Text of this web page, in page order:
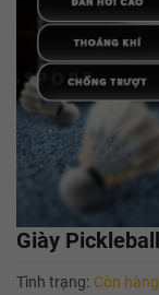
Giày
Tình trạng: Còn hàng